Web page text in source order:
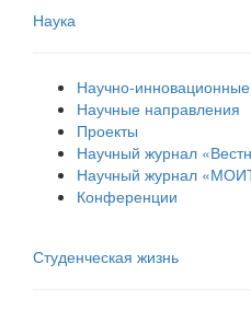
Наука
Научно-
Научные направления
Проекты
Научный журнал
Научный журнал
Конференции
Студенческая жизнь